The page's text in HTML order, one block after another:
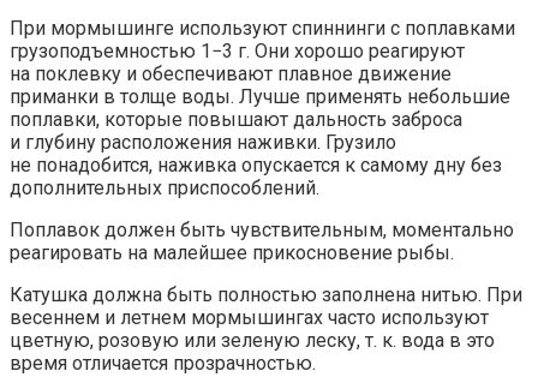
При мормышинге используют спиннинги с поплавками
грузоподъемностью 1−3 г. Они хорошо реагируют
на поклевку и обеспечивают плавное движение
приманки в толще воды. Лучше применять небольшие
поплавки, которые повышают дальность заброса
и глубину расположения наживки. Грузило
не понадобится, наживка опускается к самому дну без
дополнительных приспособлений.
Поплавок должен быть чувствительным, моментально
реагировать на малейшее прикосновение рыбы.
Катушка должна быть полностью заполнена нитью. При
весеннем и летнем мормышингах часто используют
цветную, розовую или зеленую леску, т. к. вода в это
время отличается прозрачностью.